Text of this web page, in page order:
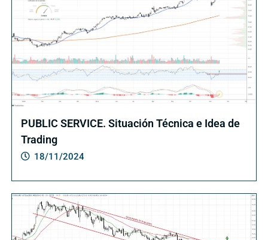
PUBLIC SERVICE. Situación Técnica e Idea de
Trading
18/11/2024